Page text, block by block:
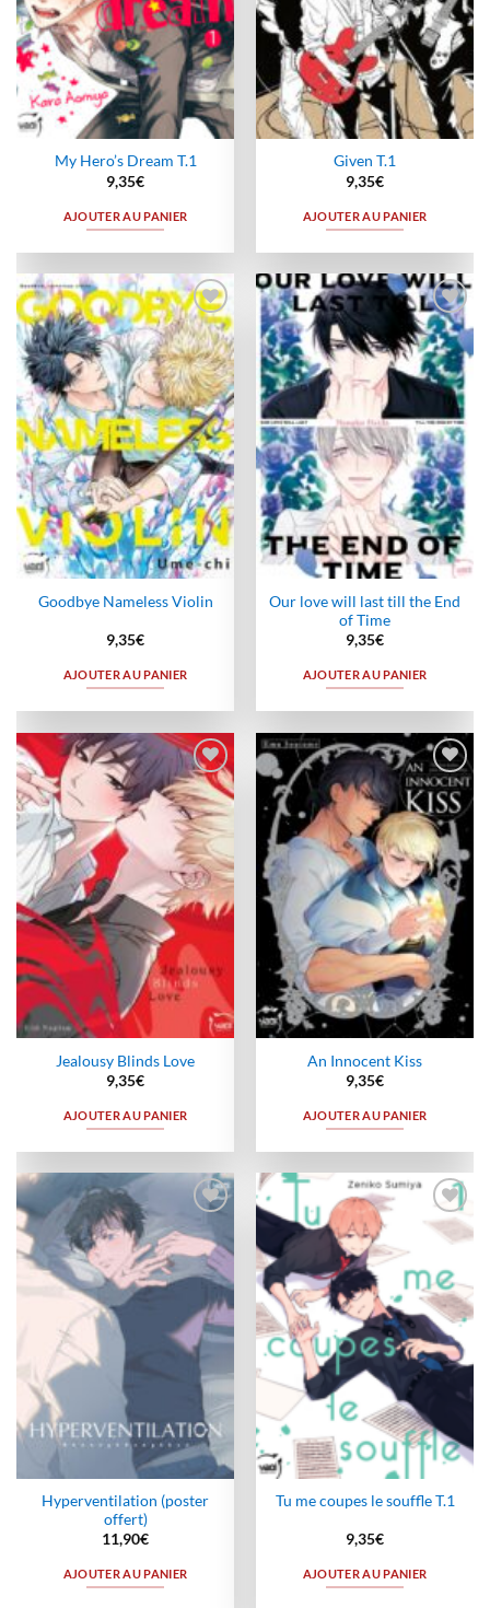
My Hero’s Dream T.1
9,35€
AJOUTER AU PANIER
Given T.1
9,35€
AJOUTER AU PANIER
Ajouter
à la
wishlist
Goodbye Nameless Violin
9,35€
AJOUTER AU PANIER
Ajouter
à la
wishlist
Our love will last till the End
of Time
9,35€
AJOUTER AU PANIER
Ajouter
à la
wishlist
Jealousy Blinds Love
9,35€
AJOUTER AU PANIER
Ajouter
à la
wishlist
An Innocent Kiss
9,35€
AJOUTER AU PANIER
à la
wishlist
Hyperventilation (poster
offert)
11,90€
AJOUTER AU PANIER
Ajouter
à la
Tu me coupes le souffle T.1
9,35€
AJOUTER AU PANIER